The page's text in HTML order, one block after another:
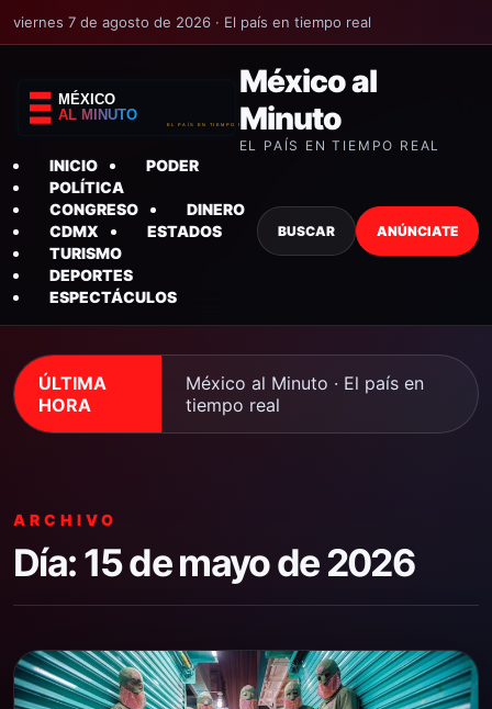
viernes 7 de agosto de 2026 · El país en tiempo real
México al
Minuto
EL PAÍS EN TIEMPO REAL
INICIO
PODER
POLÍTICA
CONGRESO
DINERO
CDMX
ESTADOS
TURISMO
DEPORTES
ESPECTÁCULOS
BUSCAR ANÚNCIATE
ÚLTIMA
HORA
México al Minuto · El país en
tiempo real
ARCHIVO
Día:15 de mayo de 2026